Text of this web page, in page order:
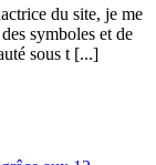
du site, je me
symboles et de
sous t [...]